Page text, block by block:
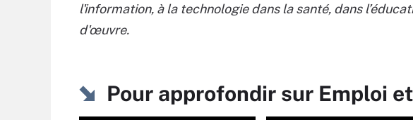
l'information, à la technologie dans la santé, dans
d'œuvre.
Pour approfondir sur Emploi